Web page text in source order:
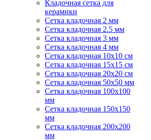
Кладочная сетка для
керамики
Сетка кладочная 2 мм
Сетка кладочная 2.5 мм
Сетка кладочная 3 мм
Сетка кладочная 4 мм
Сетка кладочная 10x10 см
Сетка кладочная 15x15 см
Сетка кладочная 20x20 см
Сетка кладочная 50x50 мм
Сетка кладочная 100x100
мм
Сетка кладочная 150x150
мм
Сетка кладочная 200x200
мм